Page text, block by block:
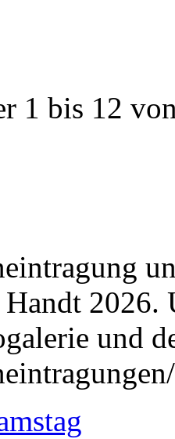
1 bis 12
2026.
und